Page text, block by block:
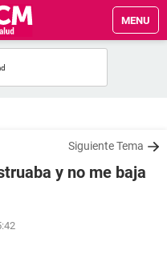
MENU
Siguiente Tema
y no me baja